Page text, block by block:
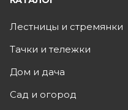
Лестницы и стремянки
Тачки и тележки
Дом и дача
Сад и огород